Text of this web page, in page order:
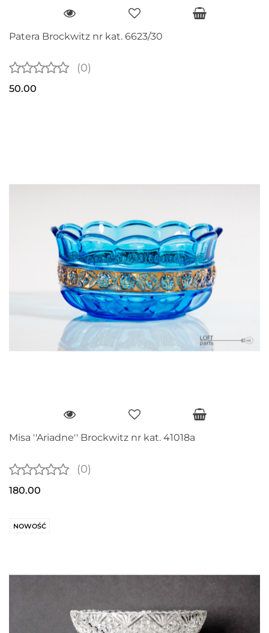
Patera Brockwitz nr kat. 6623/30
(0)
50.00
Misa ''Ariadne'' Brockwitz nr kat. 41018a
(0)
180.00
NOWOŚĆ